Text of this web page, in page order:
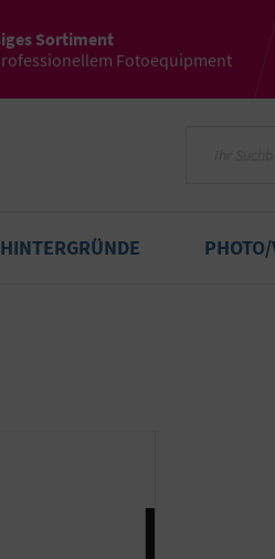
Sortiment
Fotoequipment
HINTERGRÜNDE